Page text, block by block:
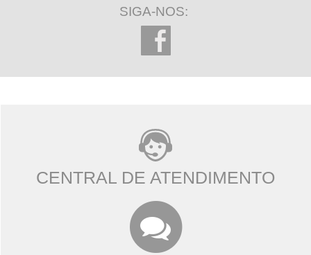
SIGA-NOS:
CENTRAL DE ATENDIMENTO